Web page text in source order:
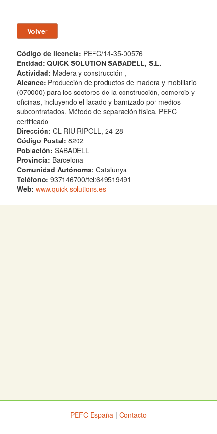
Código de licencia: PEFC/14-35-00576
Entidad: QUICK SOLUTION SABADELL, S.L.
Actividad: Madera y construcción ,
Alcance: Producción de productos de madera y mobiliario
(070000) para los sectores de la construcción, comercio y
oficinas, incluyendo el lacado y barnizado por medios
subcontratados. Método de separación física. PEFC
certificado
Dirección: CL RIU RIPOLL, 24-28
Código Postal: 8202
Población: SABADELL
Provincia: Barcelona
Comunidad Autónoma: Catalunya
Teléfono: 937146700/tel:649519491
Web: www.quick-solutions.es
PEFC España | Contacto